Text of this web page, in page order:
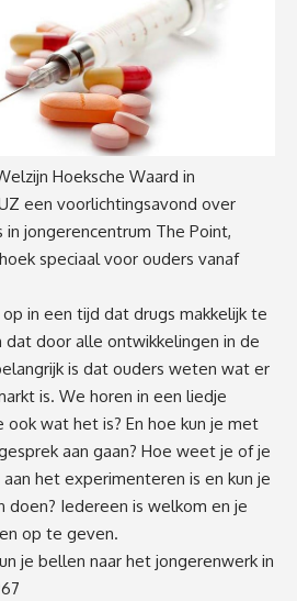
Hoeksche Waard in
een voorlichtingsavond over
jongerencentrum The Point,
speciaal voor ouders vanaf
in een tijd dat drugs makkelijk te
dat door alle ontwikkelingen in de
is dat ouders weten wat er
is. We horen in een liedje
wat het is? En hoe kun je met
aan gaan? Hoe weet je of je
het experimenteren is en kun je
doen? Iedereen is welkom en je
op te geven.
je bellen naar het jongerenwerk in